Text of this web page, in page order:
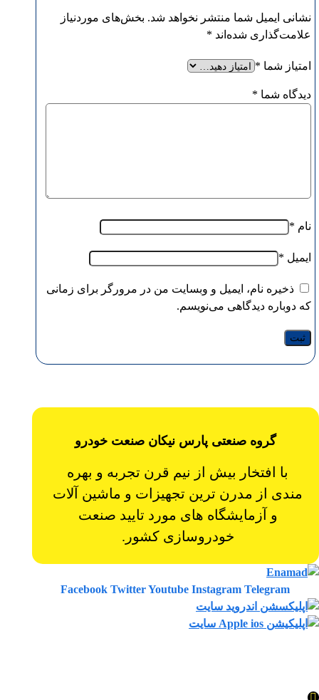
نشانی ایمیل شما منتشر نخواهد شد. بخش‌های موردنیاز
علامت‌گذاری شده‌اند *
امتیاز شما *
دیدگاه شما *
نام *
ایمیل *
ذخیره نام، ایمیل و وبسایت من در مرورگر برای زمانی
که دوباره دیدگاهی می‌نویسم.
گروه صنعتی پارس نیکان صنعت خودرو
با افتخار بیش از نیم قرن تجربه و بهره
مندی از مدرن ترین تجهیزات و ماشین آلات
و آزمایشگاه های مورد تایید صنعت
خودروسازی کشور.
Facebook Twitter Youtube Instagram Telegram